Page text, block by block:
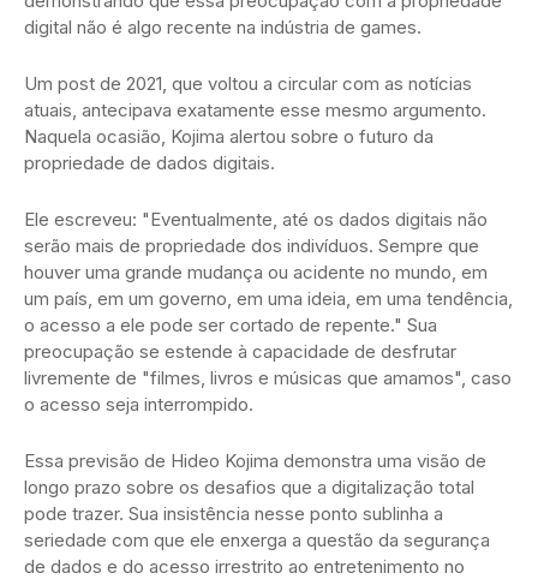
digital não é algo recente na indústria de games.
Um post de 2021, que voltou a circular com as notícias
atuais, antecipava exatamente esse mesmo argumento.
Naquela ocasião, Kojima alertou sobre o futuro da
propriedade de dados digitais.
Ele escreveu: "Eventualmente, até os dados digitais não
serão mais de propriedade dos indivíduos. Sempre que
houver uma grande mudança ou acidente no mundo, em
um país, em um governo, em uma ideia, em uma tendência,
o acesso a ele pode ser cortado de repente." Sua
preocupação se estende à capacidade de desfrutar
livremente de "filmes, livros e músicas que amamos", caso
o acesso seja interrompido.
Essa previsão de Hideo Kojima demonstra uma visão de
longo prazo sobre os desafios que a digitalização total
pode trazer. Sua insistência nesse ponto sublinha a
seriedade com que ele enxerga a questão da segurança
de dados e do acesso irrestrito ao entretenimento no